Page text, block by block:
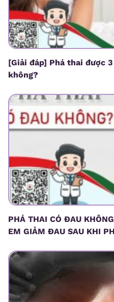
[Giải đáp] Phá thai được
không?
PHÁ THAI CÓ ĐAU
EM GIẢM ĐAU SAU KHI